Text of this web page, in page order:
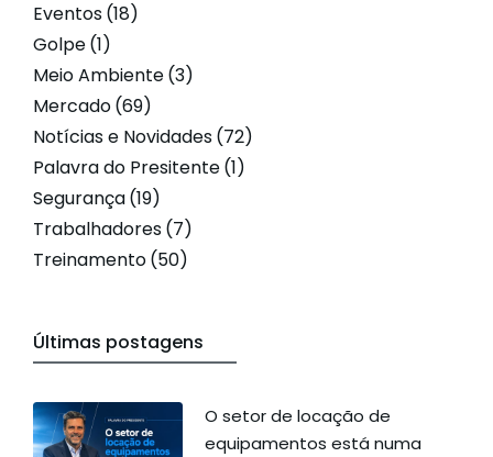
Eventos(18)
Golpe(1)
Meio Ambiente(3)
Mercado(69)
Notícias e Novidades(72)
Palavra do Presitente(1)
Segurança(19)
Trabalhadores(7)
Treinamento(50)
Últimas postagens
O setor de locação de
equipamentos está numa